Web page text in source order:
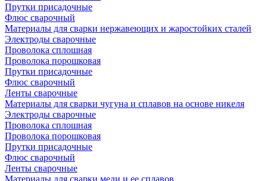
Прутки присадочные
Флюс сварочный
Материалы для сварки нержавеющих и жаростойких сталей
Электроды сварочные
Проволока сплошная
Проволока порошковая
Прутки присадочные
Флюс сварочный
Ленты сварочные
Материалы для сварки чугуна и сплавов на основе никеля
Электроды сварочные
Проволока сплошная
Проволока порошковая
Прутки присадочные
Флюс сварочный
Ленты сварочные
Материалы для сварки меди и ее сплавов